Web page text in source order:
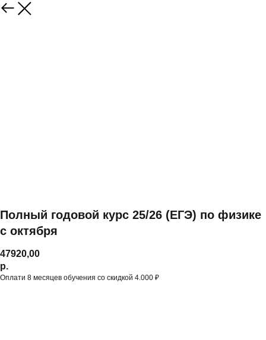
Полный годовой курс 25/26 (ЕГЭ) по физике
с октября
47920,00
р.
Оплати 8 месяцев обучения со скидкой 4.000 ₽